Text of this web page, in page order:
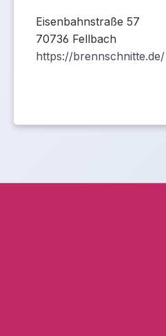
Eisenbahnstraße 57
70736 Fellbach
https://brennschnitte.de/